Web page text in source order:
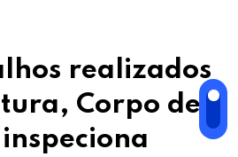
realizados
Corpo de